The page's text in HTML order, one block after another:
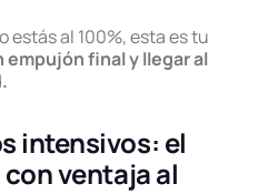
estás al 100%, esta es tu
empujón final y llegar al
intensivos: el
ventaja al